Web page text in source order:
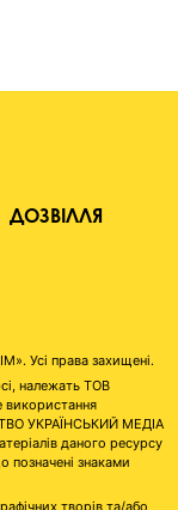
ДОЗВІЛЛЯ
Усі права захищені.
належать ТОВ
УКРАЇНСЬКИЙ МЕДІА
даного ресурсу
позначені знаками
творів та/або